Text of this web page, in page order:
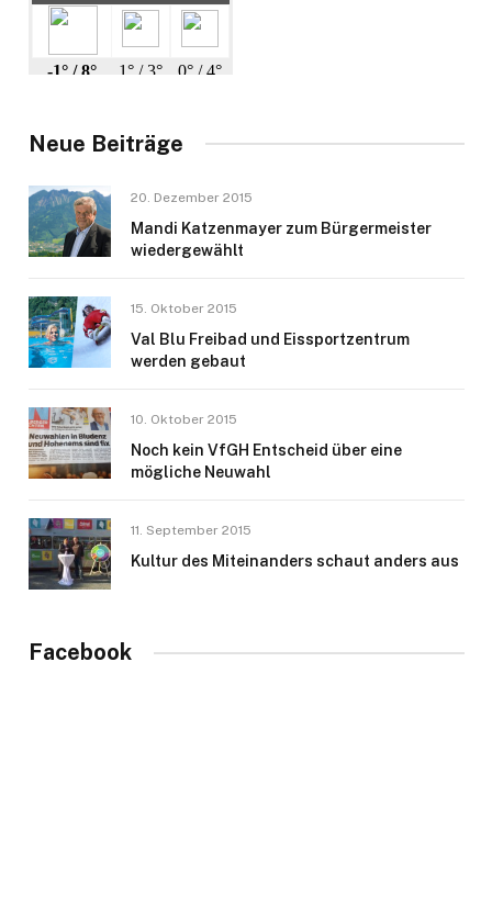
Neue Beiträge
20. Dezember 2015
Mandi Katzenmayer zum Bürgermeister
wiedergewählt
15. Oktober 2015
Val Blu Freibad und Eissportzentrum
werden gebaut
10. Oktober 2015
Noch kein VfGH Entscheid über eine
mögliche Neuwahl
11. September 2015
Kultur des Miteinanders schaut anders aus
Facebook